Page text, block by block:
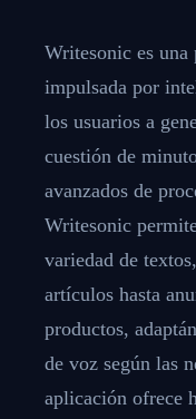
Writesonic es una
impulsada por
los usuarios a
cuestión de
avanzados de
Writesonic
variedad de
artículos hasta
productos,
de voz según las
aplicación ofrece